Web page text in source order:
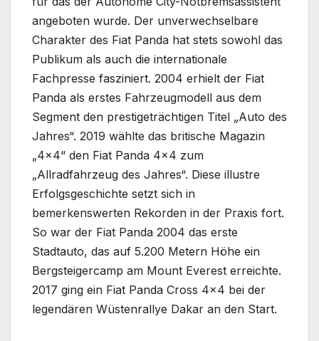
angeboten wurde. Der unverwechselbare
Charakter des Fiat Panda hat stets sowohl das
Publikum als auch die internationale
Fachpresse fasziniert. 2004 erhielt der Fiat
Panda als erstes Fahrzeugmodell aus dem
Segment den prestigeträchtigen Titel „Auto des
Jahres“. 2019 wählte das britische Magazin
„4×4“ den Fiat Panda 4×4 zum
„Allradfahrzeug des Jahres“. Diese illustre
Erfolgsgeschichte setzt sich in
bemerkenswerten Rekorden in der Praxis fort.
So war der Fiat Panda 2004 das erste
Stadtauto, das auf 5.200 Metern Höhe ein
Bergsteigercamp am Mount Everest erreichte.
2017 ging ein Fiat Panda Cross 4×4 bei der
legendären Wüstenrallye Dakar an den Start.